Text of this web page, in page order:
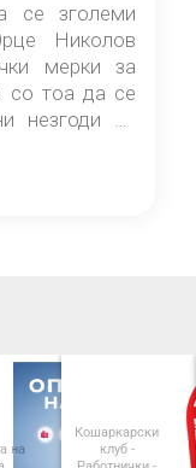
се зголеми
Николов
мерки за
со тоа да се
незгоди на
на
Кошаркарски
клуб -